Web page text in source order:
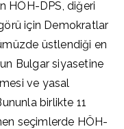
HÖH-DPS, diğeri
için Demokratlar
üstlendiği en
Bulgar siyasetine
ve yasal
birlikte 11
seçimlerde HÖH-